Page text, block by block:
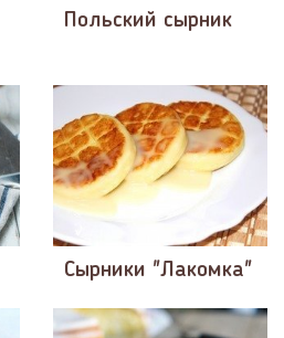
Польский сырник
Сырники "Лакомка"